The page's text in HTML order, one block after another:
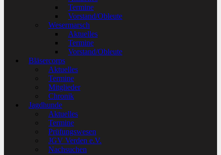
Termine
Vorstand/Obleute
Wesermarsch
Aktuelles
Termine
Vorstand/Obleute
Bläsercorps
Aktuelles
Termine
Mitglieder
Chronik
Jagdhunde
Aktuelles
Termine
Prüfungswesen
JGV Verden e.V.
Nachsuchen